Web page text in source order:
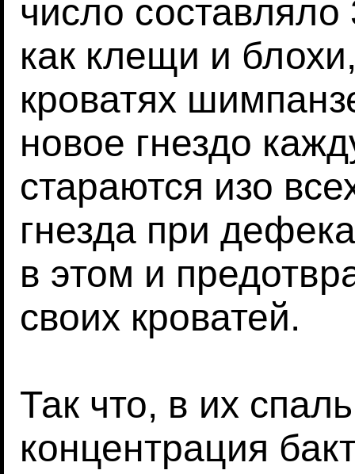
число
как клещи и
кроватях
новое гнездо
стараются изо
гнезда при
в этом и
своих кроватей.
Так что, в их
концентрация